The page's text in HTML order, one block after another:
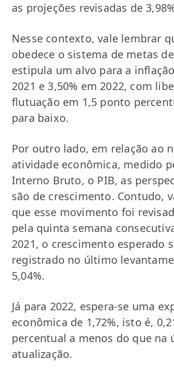
as projeções revisadas de
Nesse contexto, vale lembrar
obedece o sistema de metas
estipula um alvo para a
2021 e 3,50% em 2022, com
flutuação em 1,5 ponto
para baixo.
Por outro lado, em relação ao
atividade econômica, medido
Interno Bruto, o PIB, as
são de crescimento. Contudo,
que esse movimento foi
pela quinta semana
2021, o crescimento esperado
registrado no último
5,04%.
Já para 2022, espera-se uma
econômica de 1,72%, isto é,
percentual a menos do que na
atualização.